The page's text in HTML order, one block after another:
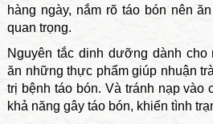
hàng ngày, nắm rõ táo bón nên
quan trọng.
Nguyên tắc dinh dưỡng dành
ăn những thực phẩm giúp nhuận
trị bệnh táo bón. Và tránh nạp
khả năng gây táo bón, khiến tình